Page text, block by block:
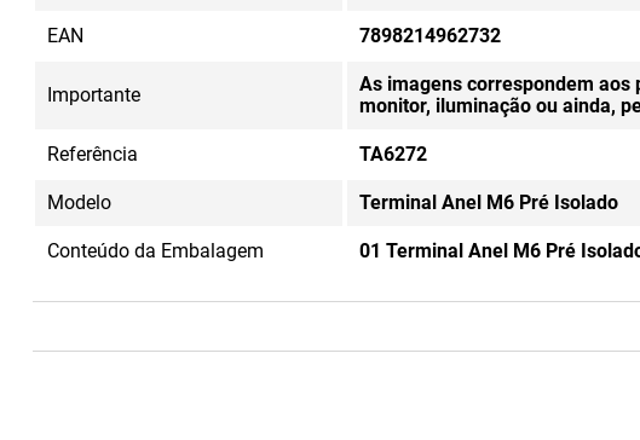
EAN 7898214962732
Importante
As imagens correspondem
monitor, iluminação ou ainda,
Referência TA6272
Modelo Terminal Anel M6 Pré Isolado
Conteúdo da Embalagem 01 Terminal Anel M6 Pré